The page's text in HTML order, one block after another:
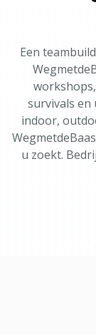
Een
survivals en
indoor,
u zoekt.